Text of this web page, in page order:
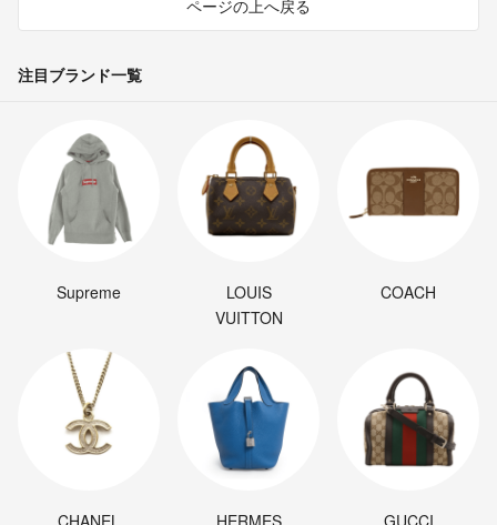
ページの上へ戻る
注目ブランド一覧
Supreme
LOUIS
VUITTON
COACH
CHANEL HERMES GUCCI